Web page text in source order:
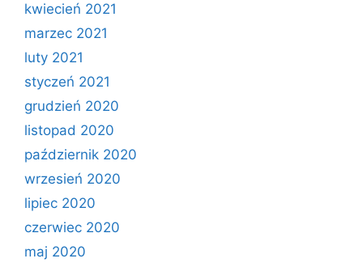
kwiecień 2021
marzec 2021
luty 2021
styczeń 2021
grudzień 2020
listopad 2020
październik 2020
wrzesień 2020
lipiec 2020
czerwiec 2020
maj 2020